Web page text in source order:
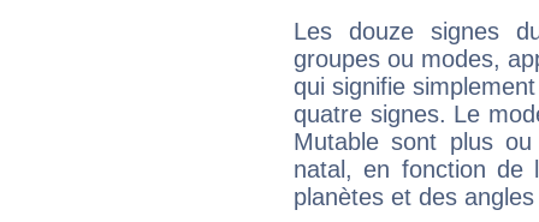
Les douze signes
groupes ou modes,
qui signifie
quatre signes. Le
Mutable sont plus
natal, en fonction de
planètes et des